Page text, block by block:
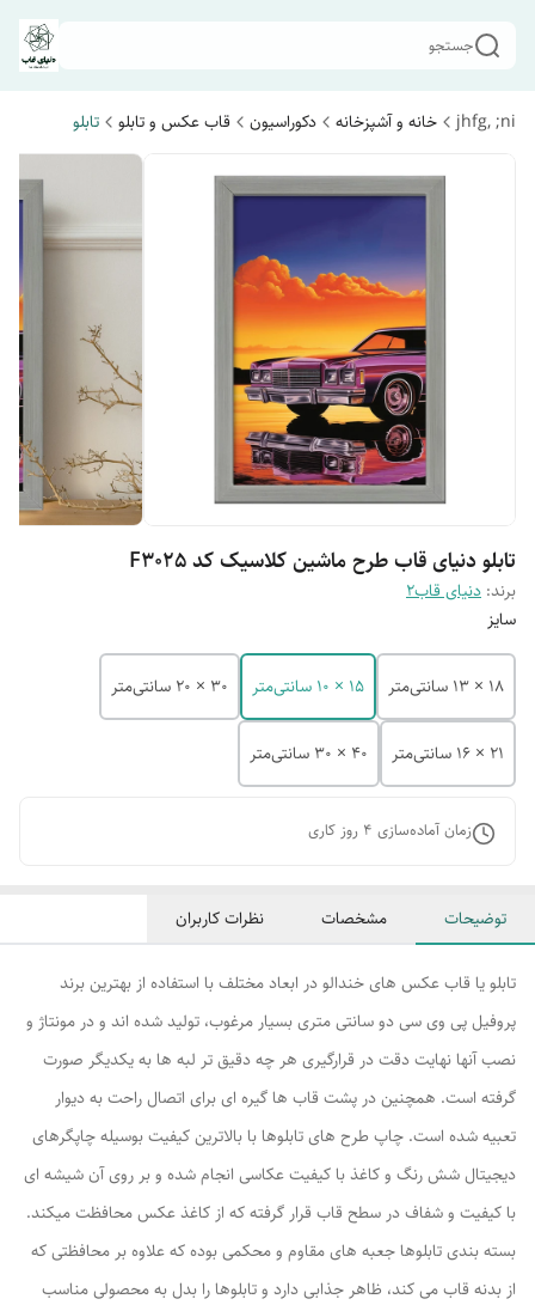
جستجو
jhfg, ;ni خانه و آشپزخانه دکوراسیون قاب عکس و تابلو تابلو
تابلو دنیای قاب طرح ماشین کلاسیک کد F3025
برند: دنیای قاب2
سایز
18 × 13 سانتی‌متر 15 × 10 سانتی‌متر 30 × 20 سانتی‌متر
21 × 16 سانتی‌متر 40 × 30 سانتی‌متر
زمان آماده‌سازی 4 روز کاری
توضیحات مشخصات نظرات کاربران
تابلو یا قاب عکس های خندالو در ابعاد مختلف با استفاده از بهترین برند
پروفیل پی وی سی دو سانتی متری بسیار مرغوب، تولید شده اند و در مونتاژ و
نصب آنها نهایت دقت در قرارگیری هر چه دقیق تر لبه ها به یکدیگر صورت
گرفته است. همچنین در پشت قاب ها گیره ای برای اتصال راحت به دیوار
تعبیه شده است. چاپ طرح های تابلوها با بالاترین کیفیت بوسیله چاپگرهای
دیجیتال شش رنگ و کاغذ با کیفیت عکاسی انجام شده و بر روی آن شیشه ای
با کیفیت و شفاف در سطح قاب قرار گرفته که از کاغذ عکس محافظت میکند.
بسته بندی تابلوها جعبه های مقاوم و محکمی بوده که علاوه بر محافظتی که
از بدنه قاب می کند، ظاهر جذابی دارد و تابلوها را بدل به محصولی مناسب